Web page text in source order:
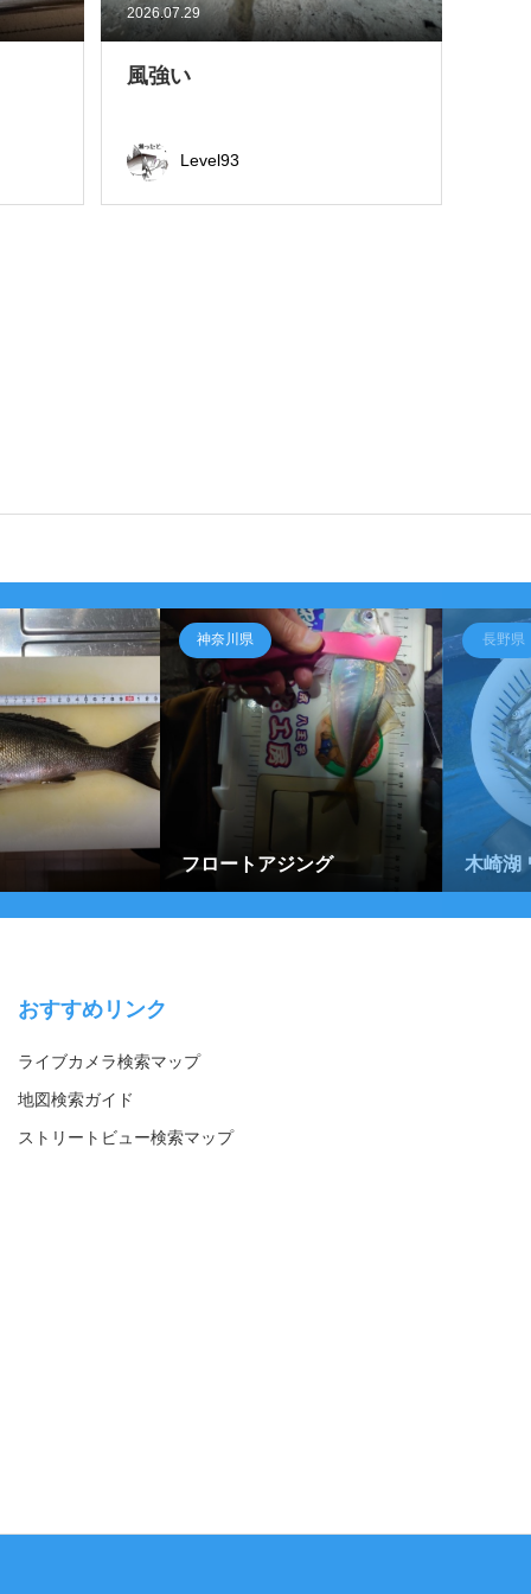
2026.07.29
風強い
Level93
神奈川県
フロートアジング
長野県
木崎湖
おすすめリンク
ライブカメラ検索マップ
地図検索ガイド
ストリートビュー検索マップ